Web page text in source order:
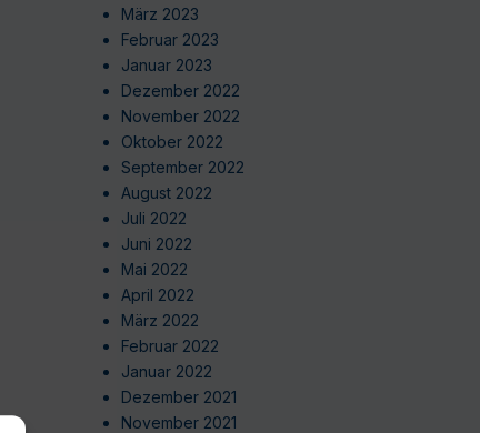
März 2023
Februar 2023
Januar 2023
Dezember 2022
November 2022
Oktober 2022
September 2022
August 2022
Juli 2022
Juni 2022
Mai 2022
April 2022
März 2022
Februar 2022
Januar 2022
Dezember 2021
November 2021